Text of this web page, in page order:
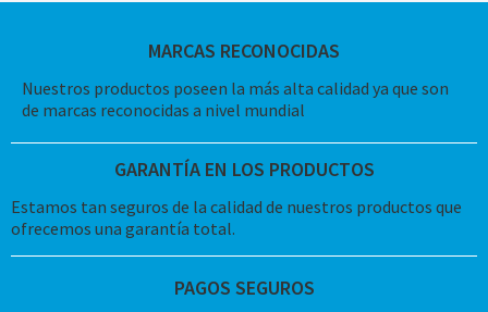
MARCAS RECONOCIDAS
Nuestros productos poseen la más alta calidad ya que son
de marcas reconocidas a nivel mundial
GARANTÍA EN LOS PRODUCTOS
Estamos tan seguros de la calidad de nuestros productos que
ofrecemos una garantía total.
PAGOS SEGUROS